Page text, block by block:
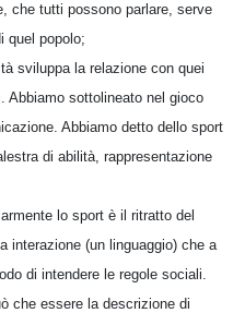
che tutti possono parlare, serve
quel popolo;
sviluppa la relazione con quei
Abbiamo sottolineato nel gioco
Abbiamo detto dello sport
di abilità, rappresentazione
lo sport è il ritratto del
interazione (un linguaggio) che a
di intendere le regole sociali.
che essere la descrizione di